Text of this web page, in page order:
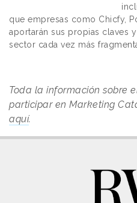
que empresas como Chicfy,
aportarán sus propias claves
sector cada vez más
Toda la información sobre
participar en Marketing
aquí.